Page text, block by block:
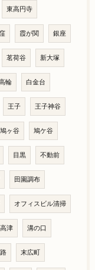
東高円寺
霞が関 銀座
茗荷谷 新大塚
輪 白金台
王子 王子神谷
ヶ谷 鳩ケ谷
目黒 不動前
田園調布
オフィスビル清掃
高津 溝の口
末広町